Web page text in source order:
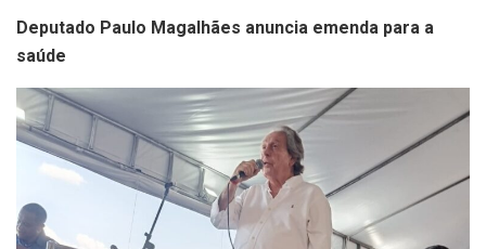
Deputado Paulo Magalhães anuncia emenda para a
saúde